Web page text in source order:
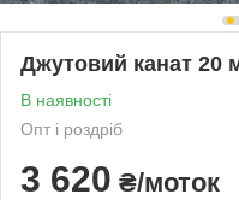
Джутовий канат 20
В наявності
Опт і роздріб
3 620 ₴/моток